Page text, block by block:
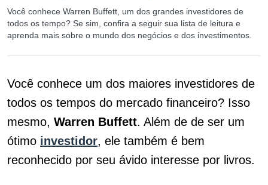
Você conhece Warren Buffett, um dos grandes investidores de
todos os tempo? Se sim, confira a seguir sua lista de leitura e
aprenda mais sobre o mundo dos negócios e dos investimentos.
Você conhece um dos maiores investidores de
todos os tempos do mercado financeiro? Isso
mesmo, Warren Buffett. Além de de ser um
ótimo investidor, ele também é bem
reconhecido por seu ávido interesse por livros.